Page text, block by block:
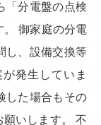
「分電盤の点検
御家庭の分電
し、設備交換等
発生していま
した場合もその
いします。 不